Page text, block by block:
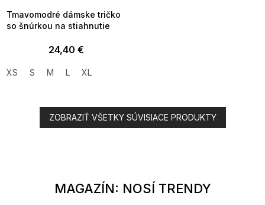
Tmavomodré dámske tričko
so šnúrkou na stiahnutie
24,40 €
XS S M L XL
ZOBRAZIŤ VŠETKY SÚVISIACE PRODUKTY
MAGAZÍN: NOSÍ TRENDY